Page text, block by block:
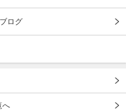
ブログ
へ